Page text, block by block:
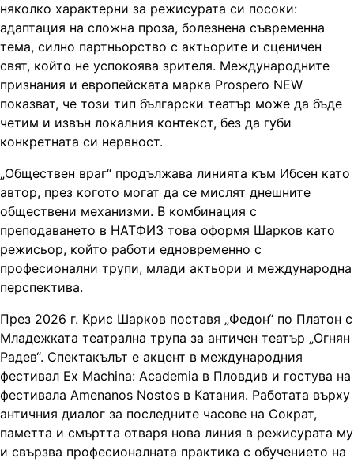
няколко характерни за режисурата си посоки:
адаптация на сложна проза, болезнена съвременна
тема, силно партньорство с актьорите и сценичен
свят, който не успокоява зрителя. Международните
признания и европейската марка Prospero NEW
показват, че този тип български театър може да бъде
четим и извън локалния контекст, без да губи
конкретната си нервност.
„Обществен враг“ продължава линията към Ибсен като
автор, през когото могат да се мислят днешните
обществени механизми. В комбинация с
преподаването в НАТФИЗ това оформя Шарков като
режисьор, който работи едновременно с
професионални трупи, млади актьори и международна
перспектива.
През 2026 г. Крис Шарков поставя „Федон“ по Платон с
Младежката театрална трупа за античен театър „Огнян
Радев“. Спектакълът е акцент в международния
фестивал Ex Machina: Academia в Пловдив и гостува на
фестивала Amenanos Nostos в Катания. Работата върху
античния диалог за последните часове на Сократ,
паметта и смъртта отваря нова линия в режисурата му
и свързва професионалната практика с обучението на